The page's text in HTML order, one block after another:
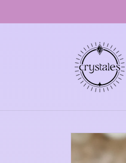
Inhalt
springen